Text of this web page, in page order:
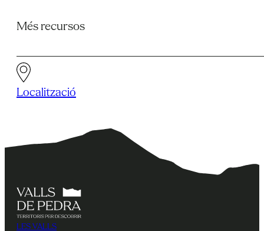
Més recursos
Localització
LES VALLS